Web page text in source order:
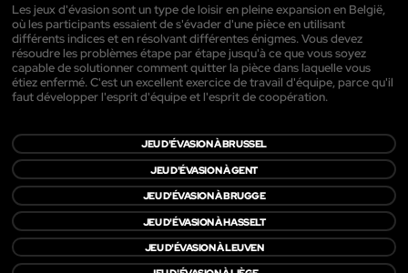
Les jeux d'évasion sont un type de loisir en pleine expansion en België,
où les participants essaient de s'évader d'une pièce en utilisant
différents indices et en résolvant différentes énigmes. Vous devez
résoudre les problèmes étape par étape jusqu'à ce que vous soyez
capable de solutionner comment quitter la pièce dans laquelle vous
étiez enfermé. C'est un excellent exercice de travail d'équipe, parce qu'il
faut développer l'esprit d'équipe et l'esprit de coopération.
JEU D'ÉVASION À BRUSSEL
JEU D'ÉVASION À GENT
JEU D'ÉVASION À BRUGGE
JEU D'ÉVASION À HASSELT
JEU D'ÉVASION À LEUVEN